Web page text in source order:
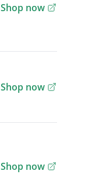
Shop now
Shop now
Shop now